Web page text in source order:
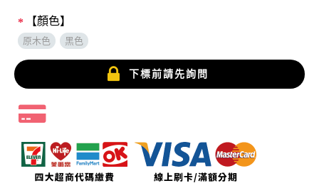
【顏色】
原木色 黑色
下標前請先詢問